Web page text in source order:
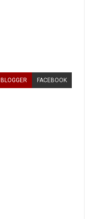
BLOGGER FACEBOOK